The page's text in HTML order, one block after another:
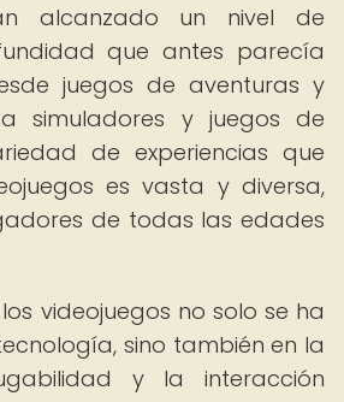
alcanzado un nivel de
que antes parecía
juegos de aventuras y
simuladores y juegos de
de experiencias que
es vasta y diversa,
de todas las edades
videojuegos no solo se ha
sino también en la
y la interacción